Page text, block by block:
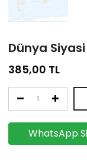
Dünya Siyasi
385,00 TL
WhatsApp